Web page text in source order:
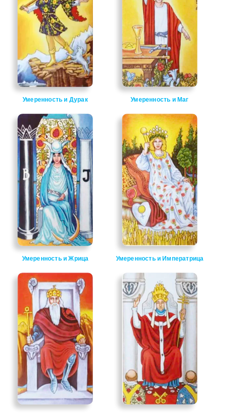
Умеренность и Дурак Умеренность и Маг
Умеренность и Жрица Умеренность и Императрица